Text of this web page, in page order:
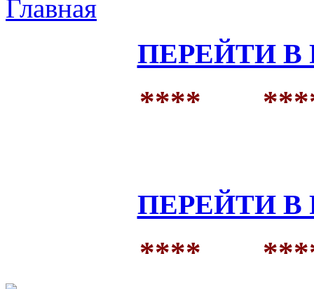
ПЕРЕЙТИ В
****
ПЕРЕЙТИ В
****